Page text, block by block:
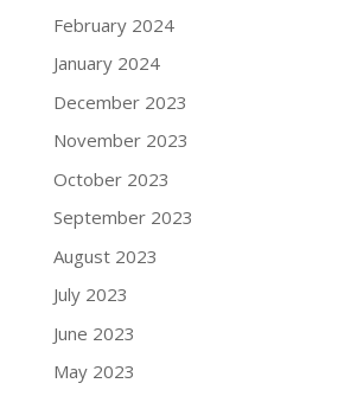
February 2024
January 2024
December 2023
November 2023
October 2023
September 2023
August 2023
July 2023
June 2023
May 2023